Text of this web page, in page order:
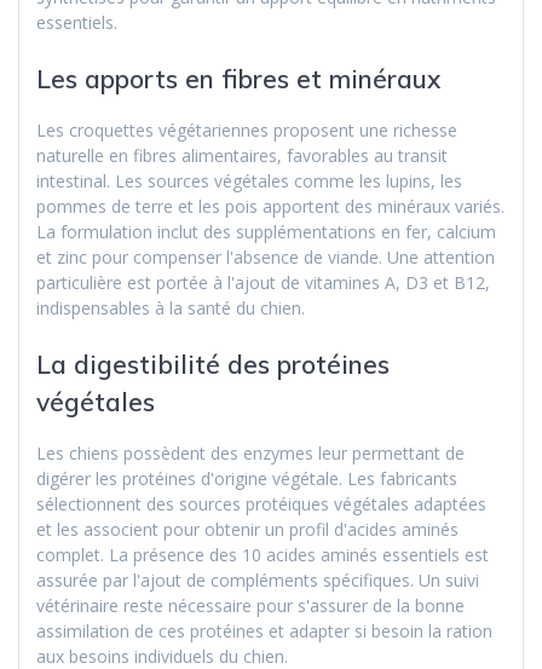
essentiels.
Les apports en fibres et minéraux
Les croquettes végétariennes proposent une richesse
naturelle en fibres alimentaires, favorables au transit
intestinal. Les sources végétales comme les lupins, les
pommes de terre et les pois apportent des minéraux variés.
La formulation inclut des supplémentations en fer, calcium
et zinc pour compenser l'absence de viande. Une attention
particulière est portée à l'ajout de vitamines A, D3 et B12,
indispensables à la santé du chien.
La digestibilité des protéines
végétales
Les chiens possèdent des enzymes leur permettant de
digérer les protéines d'origine végétale. Les fabricants
sélectionnent des sources protéiques végétales adaptées
et les associent pour obtenir un profil d'acides aminés
complet. La présence des 10 acides aminés essentiels est
assurée par l'ajout de compléments spécifiques. Un suivi
vétérinaire reste nécessaire pour s'assurer de la bonne
assimilation de ces protéines et adapter si besoin la ration
aux besoins individuels du chien.